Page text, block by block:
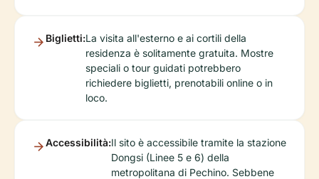
Biglietti:La visita all'esterno e ai cortili della
residenza è solitamente gratuita. Mostre
speciali o tour guidati potrebbero
richiedere biglietti, prenotabili online o in
loco.
Accessibilità:Il sito è accessibile tramite la stazione
Dongsi (Linee 5 e 6) della
metropolitana di Pechino. Sebbene